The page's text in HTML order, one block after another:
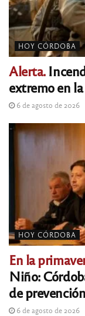
HOY CÓRDOBA
Alerta.
extremo en
6 de agosto de 2026
HOY CÓRDOBA
En la
Niño:
de prevención
6 de agosto de 2026